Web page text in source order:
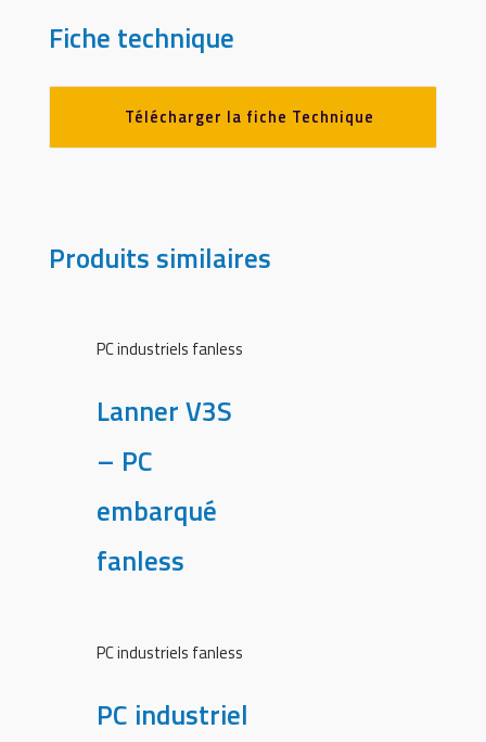
Fiche technique
Télécharger la fiche Technique
Produits similaires
PC industriels fanless
Lanner V3S
– PC
embarqué
fanless
PC industriels fanless
PC industriel